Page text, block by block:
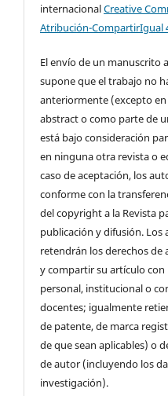
internacionalCreative
Atribución-CompartirIgual
El envío de un manuscrito
supone que el trabajo no
anteriormente (excepto
abstract o como parte de
está bajo consideración
en ninguna otra revista o
caso de aceptación, los
conforme con la
del copyright a la Revista
publicación y difusión. Los
retendrán los derechos de
y compartir su artículo con
personal, institucional o
docentes; igualmente
de patente, de marca
de que sean aplicables) o
de autor (incluyendo los
investigación).